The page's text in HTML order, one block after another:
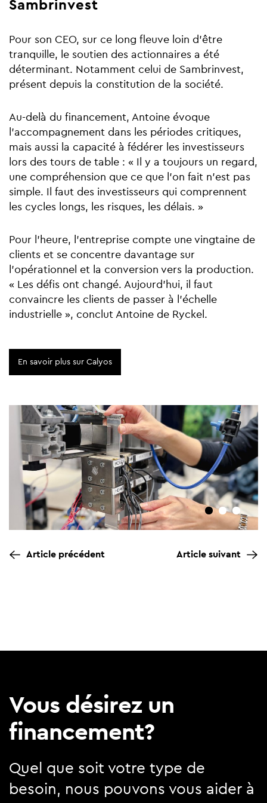
Sambrinvest
Pour son CEO, sur ce long fleuve loin d’être
tranquille, le soutien des actionnaires a été
déterminant. Notamment celui de Sambrinvest,
présent depuis la constitution de la société.
Au-delà du financement, Antoine évoque
l’accompagnement dans les périodes critiques,
mais aussi la capacité à fédérer les investisseurs
lors des tours de table : « Il y a toujours un regard,
une compréhension que ce que l’on fait n’est pas
simple. Il faut des investisseurs qui comprennent
les cycles longs, les risques, les délais. »
Pour l'heure, l’entreprise compte une vingtaine de
clients et se concentre davantage sur
l’opérationnel et la conversion vers la production.
« Les défis ont changé. Aujourd’hui, il faut
convaincre les clients de passer à l’échelle
industrielle », conclut Antoine de Ryckel.
En savoir plus sur Calyos
Article précédent Article suivant
Vous désirez un
financement?
Quel que soit votre type de
besoin, nous pouvons vous aider à